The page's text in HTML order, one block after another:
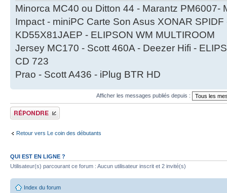
Minorca MC40 ou Ditton 44 - Marantz PM6007-
Impact - miniPC Carte Son Asus XONAR
KD55X81JAEP - ELIPSON WM MULTIROOM
Jersey MC170 - Scott 460A - Deezer Hifi -
CD 723
Prao - Scott A436 - iPlug BTR HD
Afficher les messages publiés depuis :
Publier une réponse
Retour vers Le coin des débutants
QUI EST EN LIGNE ?
Utilisateur(s) parcourant ce forum : Aucun utilisateur inscrit et 2 invité(s)
Index du forum